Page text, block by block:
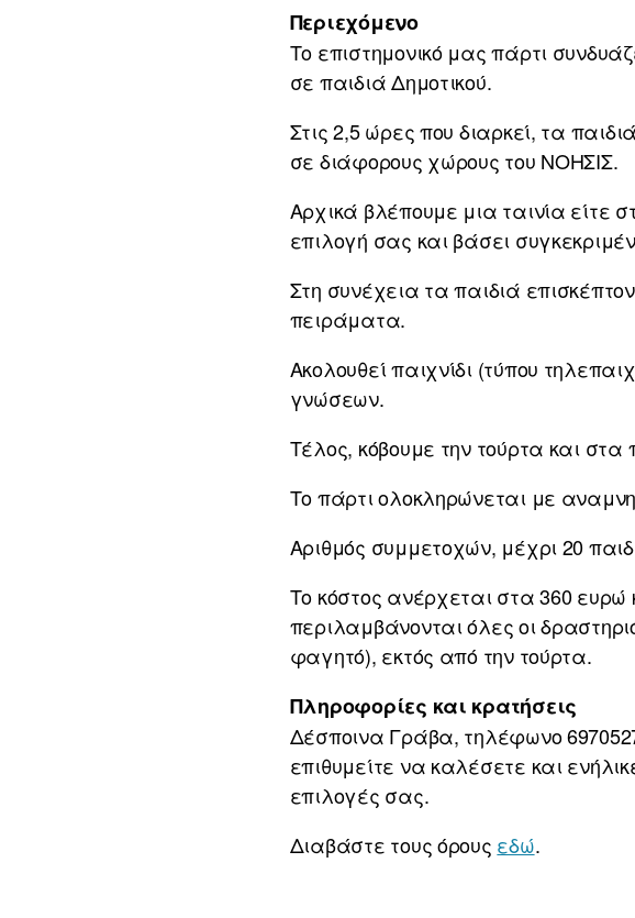
Περιεχόμενο
Το επιστημονικό μας πάρτι
σε παιδιά Δημοτικού.
Στις 2,5 ώρες που διαρκεί, τα
σε διάφορους χώρους του ΝΟΗΣΙΣ.
Αρχικά βλέπουμε μια ταινία είτε
επιλογή σας και βάσει
Στη συνέχεια τα παιδιά
πειράματα.
Ακολουθεί παιχνίδι (τύπου
γνώσεων.
Τέλος, κόβουμε την τούρτα και
Το πάρτι ολοκληρώνεται με
Αριθμός συμμετοχών, μέχρι 20
Το κόστος ανέρχεται στα 360 ευρώ
περιλαμβάνονται όλες οι
φαγητό), εκτός από την τούρτα.
Πληροφορίες και κρατήσεις
Δέσποινα Γράβα, τηλέφωνο
επιθυμείτε να καλέσετε και
επιλογές σας.
Διαβάστε τους όρους εδώ.